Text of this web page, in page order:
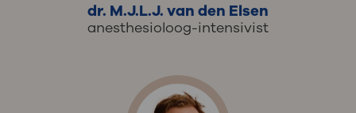
dr. M.J.L.J. van den Elsen
anesthesioloog-intensivist